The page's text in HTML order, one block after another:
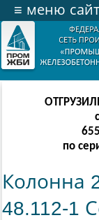
≡ меню
по
Колонна
48.112-1